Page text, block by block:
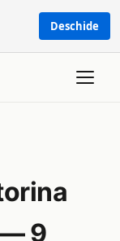
Deschide
— 9